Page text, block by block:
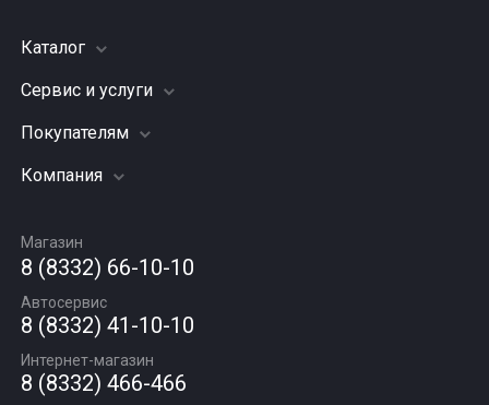
Каталог
Шины
Грузовые шины
Диски
Автомасла
Сервис и услуги
Заправка кондиционера
Подвеска (ходовая часть)
Шиномонтаж
Покупателям
Акции
Гарантии и возврат
Компания
Вакансии
Новости
Статьи
Контакты
Магазин
8 (8332) 66-10-10
Автосервис
8 (8332) 41-10-10
Интернет-магазин
8 (8332) 466-466